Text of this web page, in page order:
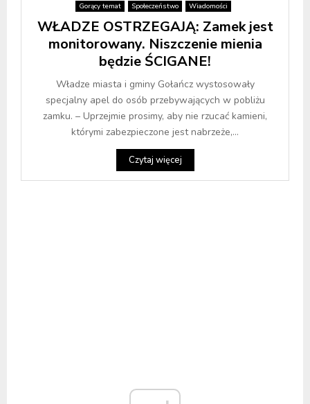
Gorący temat Społeczeństwo Wiadomości
WŁADZE OSTRZEGAJĄ: Zamek jest
monitorowany. Niszczenie mienia
będzie ŚCIGANE!
Władze miasta i gminy Gołańcz wystosowały
specjalny apel do osób przebywających w pobliżu
zamku. – Uprzejmie prosimy, aby nie rzucać kamieni,
którymi zabezpieczone jest nabrzeże,...
Czytaj więcej